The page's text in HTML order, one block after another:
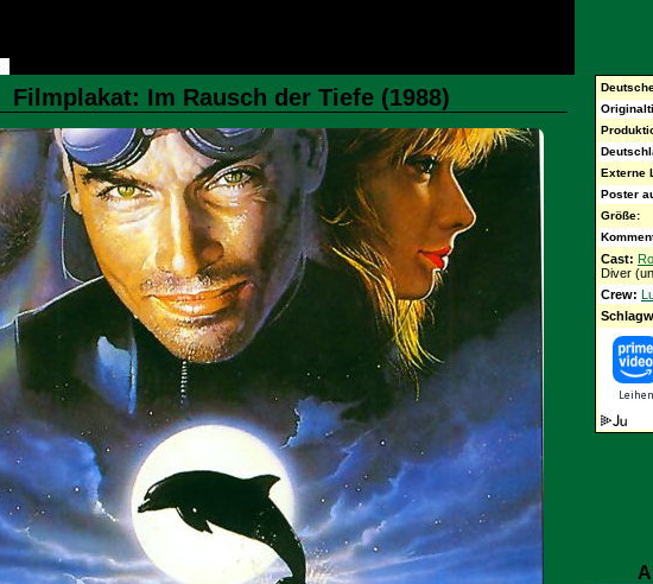
Filmplakat: Im Rausch der Tiefe (1988)
Externe
Poster
Größe:
Cast:
Diver
Crew: